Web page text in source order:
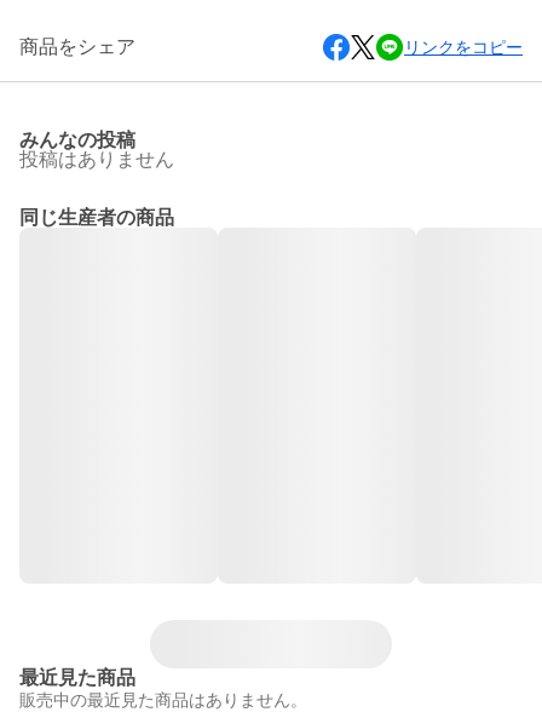
商品をシェア リンクをコピー
みんなの投稿
投稿はありません
同じ生産者の商品
最近見た商品
販売中の最近見た商品はありません。